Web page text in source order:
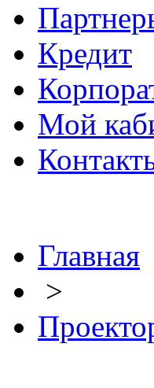
Кредит
Мой
Главная
>